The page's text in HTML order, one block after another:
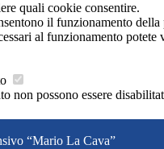
quali cookie consentire.
il funzionamento
al funzionamento potete
non possono essere
“Mario La Cava”